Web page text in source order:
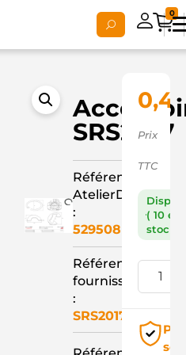
0
SRS2017
Référence
AtelierD
:
529508
Référence
fournisseur
:
SRS2017
0,42
Prix
TTC
( 10 en
stock )